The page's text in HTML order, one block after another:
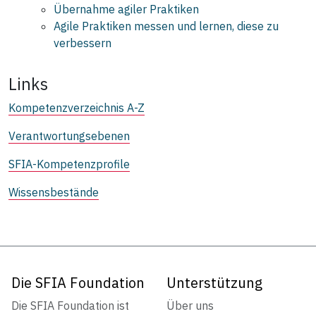
Übernahme agiler Praktiken
Agile Praktiken messen und lernen, diese zu
verbessern
Links
Kompetenzverzeichnis A-Z
Verantwortungsebenen
SFIA-Kompetenzprofile
Wissensbestände
Die SFIA Foundation
Die SFIA Foundation ist
Unterstützung
Über uns